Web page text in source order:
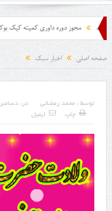
مجوز دوره داوری کمیته کیک بوکسینگ WAKF کشور توسط فدراسیون انجمن‌های ورزشهای رزمی جمهوری اسلامی ایران
صفحه اصلی اخبار سبک
توسط : محمد رمضانی در: دسامبر 28, 2015
چاپ
ایمیل